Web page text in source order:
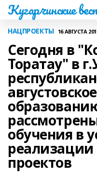
Кугарчинские
НАЦПРОЕКТЫ 16 АВГУСТА
Сегодня в
Торатау" в
обучения в
проектов